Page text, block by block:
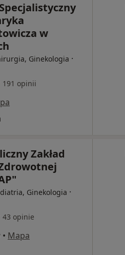
w
Ginekologia ·
191 opinii
Zakład
Ginekologia ·
43 opinie
• Mapa